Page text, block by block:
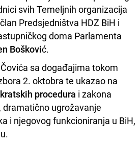
svih Temeljnih organizacija
Predsjedništva HDZ BiH i
doma Parlamenta
Bošković.
sa događajima tokom
2. oktobra te ukazao na
procedura i zakona
dramatično ugrožavanje
i njegovog funkcioniranja u BiH,